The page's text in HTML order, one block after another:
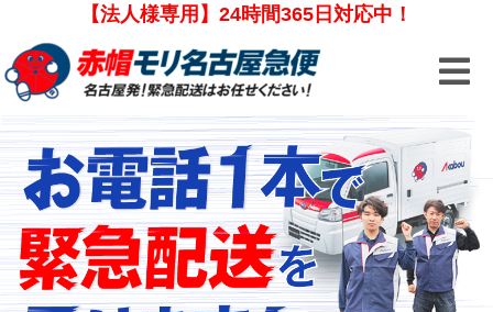
【法人様専用】24時間365日対応中！